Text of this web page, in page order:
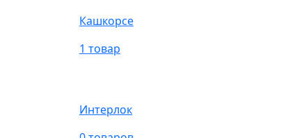
Кашкорсе
1 товар
Интерлок